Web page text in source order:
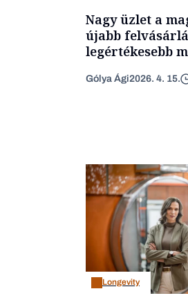
Nagy üzlet a
újabb
legértékesebb
Gólya Ági2026. 4. 15.
Longevity